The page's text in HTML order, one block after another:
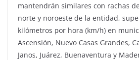
mantendrán similares con rachas
norte y noroeste de la entidad,
kilómetros por hora (km/h) en
Ascensión, Nuevo Casas Grandes,
Janos, Juárez, Buenaventura y